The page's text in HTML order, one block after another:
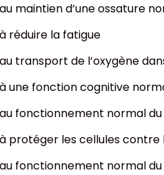
maintien d’une ossature
réduire la fatigue
transport de l’oxygène
une fonction cognitive
fonctionnement normal
protéger les cellules contre
fonctionnement normal